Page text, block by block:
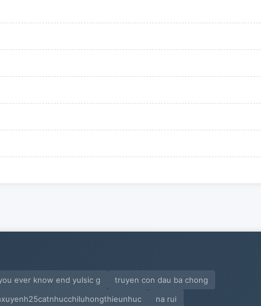
ever know end yulsic g
truyen con dau ba chong
na rui